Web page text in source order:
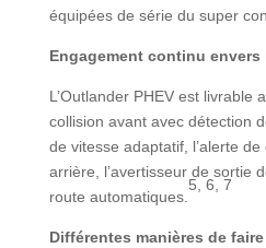
équipées de série du super
Engagement continu envers
L’Outlander PHEV est livrable
collision avant avec détection
de vitesse adaptatif, l’alerte
arrière, l’avertisseur de sortie
route automatiques.
5, 6, 7
Différentes manières de